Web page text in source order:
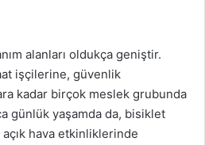
alanları oldukça geniştir.
işçilerine, güvenlik
kadar birçok meslek grubunda
günlük yaşamda da, bisiklet
hava etkinliklerinde